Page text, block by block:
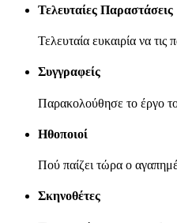
Τελευταίες Παραστάσεις
Τελευταία ευκαιρία να τις
Συγγραφείς
Παρακολούθησε το έργο
Ηθοποιοί
Πού παίζει τώρα ο
Σκηνοθέτες